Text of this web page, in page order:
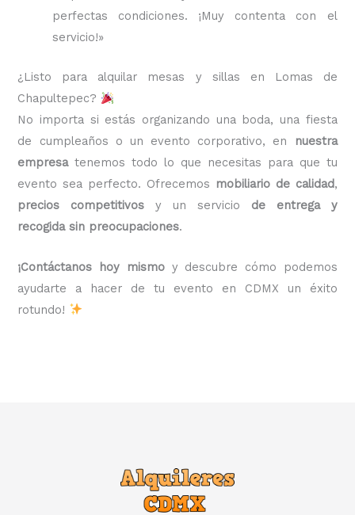
perfectas condiciones. ¡Muy contenta con el
servicio!»
¿Listo para alquilar mesas y sillas en Lomas de
Chapultepec?
No importa si estás organizando una boda, una fiesta
de cumpleaños o un evento corporativo, en
nuestra
empresatenemos todo lo que necesitas para que tu
evento sea perfecto. Ofrecemos mobiliario de calidad,
precios competitivos y un servicio de entrega y
recogida sin preocupaciones.
¡Contáctanos hoy mismoy descubre cómo podemos
ayudarte a hacer de tu evento en CDMX un éxito
rotundo!